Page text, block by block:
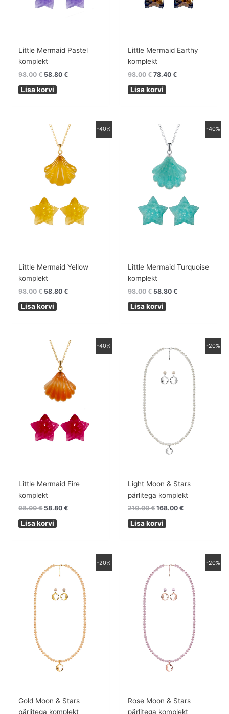
Little Mermaid Pastel
komplekt
98.00€ 58.80€
Lisa korvi
Little Mermaid Earthy
komplekt
98.00€ 78.40€
Lisa korvi
-40%
Little Mermaid Yellow
komplekt
98.00€
Algne
hind
98.00 €.
58.80€
Praegune
hind
Lisa korvi
-40%
Little Mermaid Turquoise
komplekt
98.00€
Algne
hind
98.00 €.
58.80€
Praegune
hind
Lisa korvi
-40%
Little Mermaid Fire
komplekt
98.00€
Algne
hind
98.00 €.
58.80€
Praegune
hind
Lisa korvi
-20%
Light Moon & Stars
pärlitega komplekt
210.00€
hind
168.00€
Praegune
hind
on:
168.00 €.
Lisa korvi
-20%
Gold Moon & Stars
pärlitega komplekt
hind
Praegune
hind
on:
168.00 €.
-20%
Rose Moon & Stars
pärlitega komplekt
hind
Praegune
hind
on:
168.00 €.